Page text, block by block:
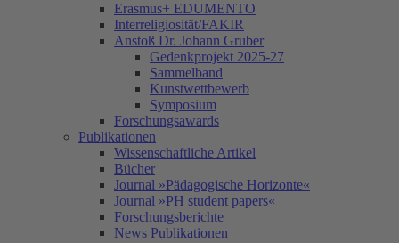
Erasmus+ EDUMENTO
Interreligiosität/FAKIR
Anstoß Dr. Johann Gruber
Gedenkprojekt 2025-27
Sammelband
Kunstwettbewerb
Symposium
Forschungsawards
Publikationen
Wissenschaftliche Artikel
Bücher
Journal »Pädagogische Horizonte«
Journal »PH student papers«
Forschungsberichte
News Publikationen